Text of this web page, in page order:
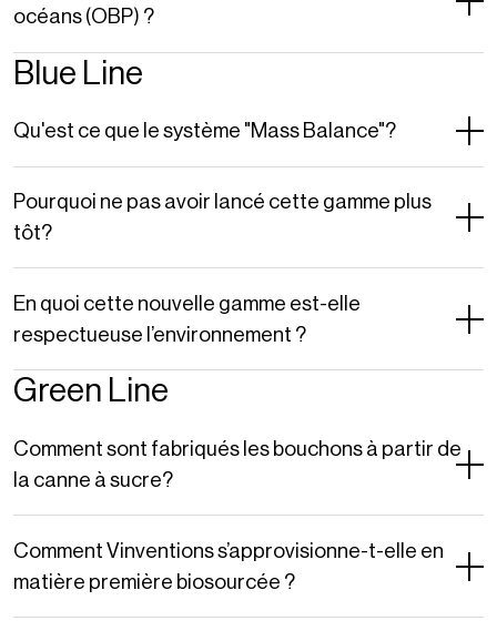
océans (OBP) ?
Blue Line
Qu'est ce que le système "Mass Balance"?
Pourquoi ne pas avoir lancé cette gamme plus
tôt?
En quoi cette nouvelle gamme est-elle
respectueuse l’environnement ?
Green Line
Comment sont fabriqués les bouchons à partir de
la canne à sucre?
Comment Vinventions s’approvisionne-t-elle en
matière première biosourcée ?